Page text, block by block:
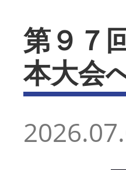
第９７
本大会